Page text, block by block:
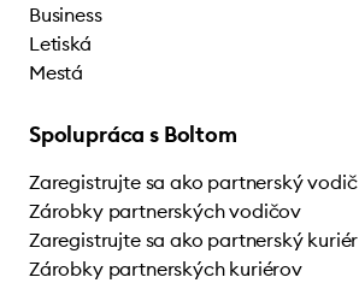
Business
Letiská
Mestá
Spolupráca s Boltom
Zaregistrujte sa ako partnerský vodič
Zárobky partnerských vodičov
Zaregistrujte sa ako partnerský kuriér
Zárobky partnerských kuriérov